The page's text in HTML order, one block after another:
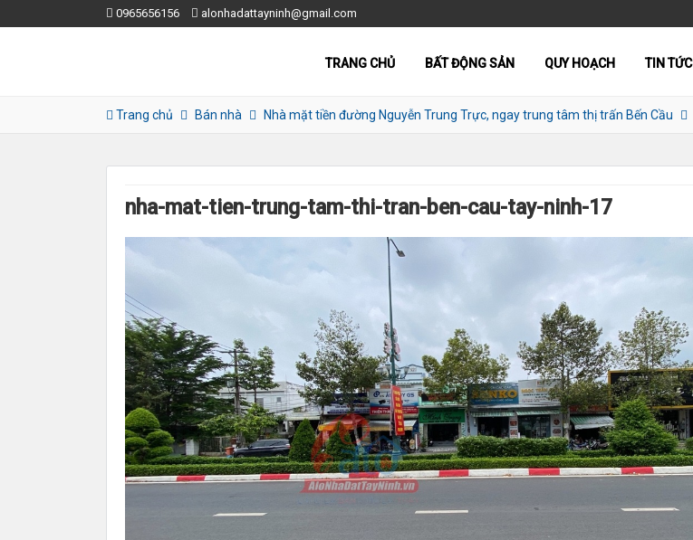
0965656156 alonhadattayninh@gmail.com
TRANG CHỦ BẤT ĐỘNG SẢN QUY HOẠCH TIN TỨC
Trang chủ Bán nhà Nhà mặt tiền đường Nguyễn Trung Trực, ngay trung tâm thị trấn Bến Cầu
nha-mat-tien-trung-tam-thi-tran-ben-cau-tay-ninh-17